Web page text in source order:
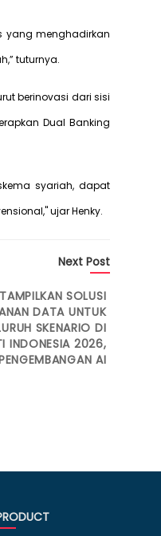
yang menghadirkan
tuturnya.
berinovasi dari sisi
Dual Banking
syariah, dapat
ujar Henky.
Next Post
SOLUSI
DATA UNTUK
SKENARIO DI
INDONESIA 2026,
AI